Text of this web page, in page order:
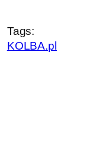
Tags:
KOLBA.pl